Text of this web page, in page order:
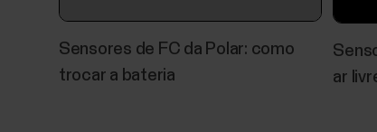
Sensores de FC da Polar: como
trocar a bateria
ar